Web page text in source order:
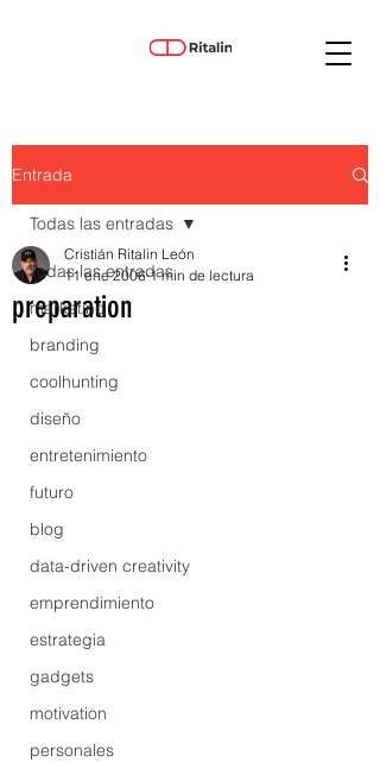
Entrada
Todas las entradas
marketing
branding
coolhunting
diseño
entretenimiento
futuro
blog
data-driven creativity
emprendimiento
estrategia
gadgets
motivation
personales
Todas las entradas
preparation
Cristián Ritalin León
11 ene 2006 1 min de lectura